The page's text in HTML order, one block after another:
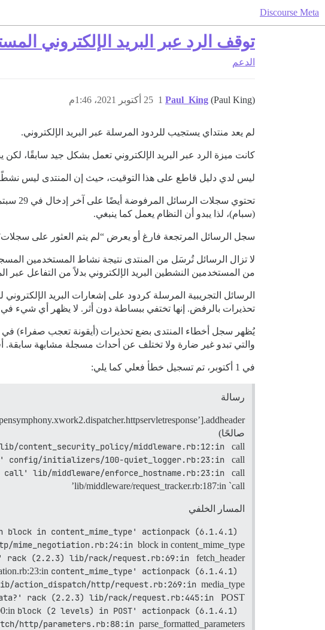
Discourse Meta
توقف الرد عبر البريد الإلكتروني
الدعم
Paul_King (Paul King) 25 أكتوبر 2021، 1:46م 1
لم يعد منتداي يستجيب للردود المرسلة عبر البريد الإلكتروني.
كانت ميزة الرد عبر البريد الإلكتروني تعمل بشكل جيد سابقًا، لكن
ليس لدي دليل قاطع على هذا التوقيت، حيث إن المنتدى ليس نشطًا
(سبام)، لذا يبدو أن النظام يعمل كما ينبغي.
سجل الرسائل المرتجعة فارغ أو يعرض “لم يتم العثور على
لا تزال الرسائل تُرسَل من المنتدى نتيجة نشاط المستخدمين
من المستخدمين النشطين البريد الإلكتروني بدلاً من التفاعل عبر
تحذيرات بالرفض. إنها تختفي ببساطة دون أثر. لا يظهر أي شيء في
والتي تبدو غير ضارة ولا تختلف عن أحداث مسجلة مشابهة
في 1 أكتوبر، تم تسجيل خطأ فعلي كما يلي:
رسالة
صالحًا)
content_security_policy/middleware.rb:12:in
call’
config/initializers/100-quiet_logger.rb:23:in
call’
call' lib/middleware/enforce_hostname.rb:23:in
call’
lib/middleware/request_tracker.rb:187:in `call’
المسار الخلفي
block in content_mime_type' actionpack (6.1.4.1)
mime_negotiation.rb:24:in block in content_mime_type’
rack (2.2.3) lib/rack/request.rb:69:in
fetch_header’
content_mime_type' actionpack (6.1.4.1)
action_dispatch/http/request.rb:269:in media_type’
rack (2.2.3) lib/rack/request.rb:445:in
POST’
block (2 levels) in POST' actionpack (6.1.4.1)
http/parameters.rb:88:in parse_formatted_parameters’